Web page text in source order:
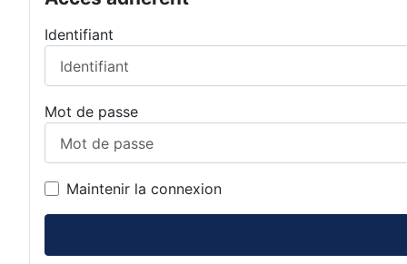
Identifiant
Mot de passe
Maintenir la connexion